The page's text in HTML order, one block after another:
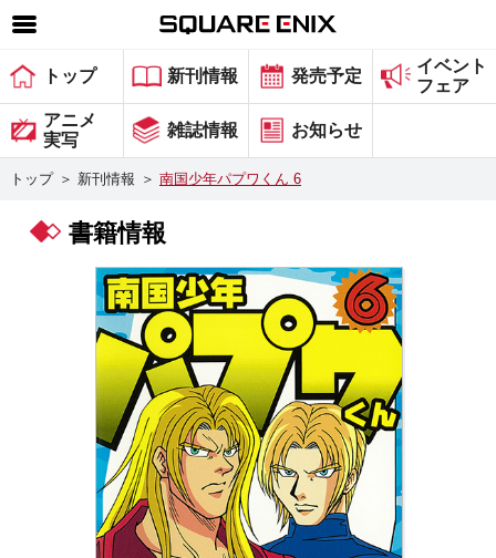
SQUARE ENIX 公式サイトメニュー
ゲーム
マガジン＆ブックス
グッズ
会社情報 採用情報
スクウェア・エニックス サイト内検索
トップ 新刊情報 発売予定
イベント
フェア
アニメ
実写
雑誌情報 お知らせ
トップ ＞ 新刊情報 ＞ 南国少年パプワくん 6
書籍情報